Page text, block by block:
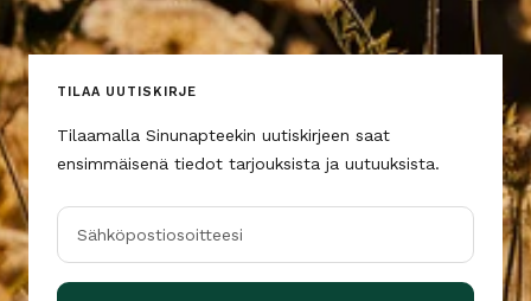
TILAA UUTISKIRJE
Tilaamalla Sinunapteekin uutiskirjeen saat
ensimmäisenä tiedot tarjouksista ja uutuuksista.
Sähköpostiosoitteesi